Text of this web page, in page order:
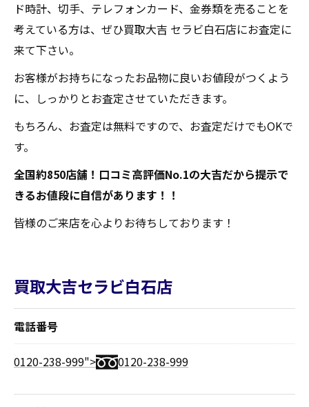
ド時計、切手、テレフォンカード、金券類を売ることを
考えている方は、ぜひ買取大吉 セラビ白石店にお査定に
来て下さい。
お客様がお持ちになったお品物に良いお値段がつくよう
に、しっかりとお査定させていただきます。
もちろん、お査定は無料ですので、お査定だけでもOKで
す。
全国約850店舗！口コミ高評価No.1の大吉だから提示で
きるお値段に自信があります！！
皆様のご来店を心よりお待ちしております！
買取大吉セラビ白石店
電話番号
0120-238-999"> 0120-238-999